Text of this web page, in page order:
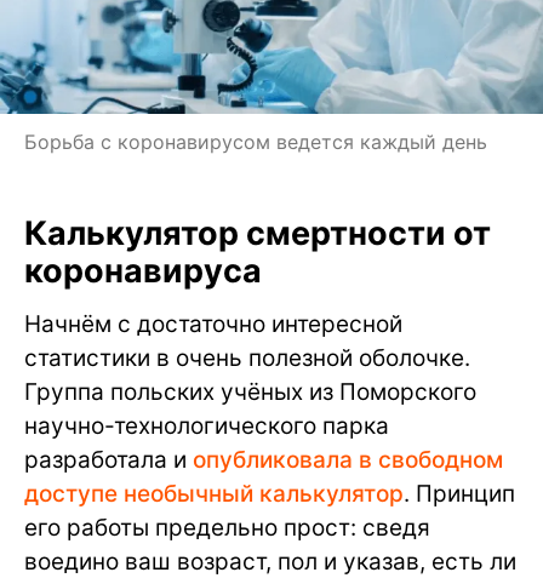
Борьба с коронавирусом ведется каждый день
Калькулятор смертности от
коронавируса
Начнём с достаточно интересной
статистики в очень полезной оболочке.
Группа польских учёных из Поморского
научно-технологического парка
разработала и опубликовала в свободном
доступе необычный калькулятор. Принцип
его работы предельно прост: сведя
воедино ваш возраст, пол и указав, есть ли